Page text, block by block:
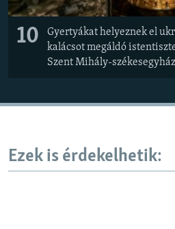
10
Gyertyákat helyeznek el
kalácsot megáldó
Szent Mihály-
Ezek is érdekelhetik: